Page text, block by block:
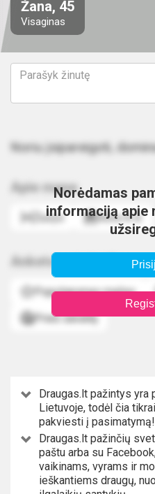
Žana, 45
Visaginas
Noriu įsipareigoti,
Apie mane
Žuvys Kovo 6 d.
Anketos statistika
Populiarumas mažas
Prieš savaitę
Norėdamas
informaciją apie
Draugas.lt pažintys
Lietuvoje, todėl čia
pakviesti į pasimatymą!
Draugas.lt pažinčių
paštu arba su
vaikinams, vyrams ir
ieškantiems draugų,